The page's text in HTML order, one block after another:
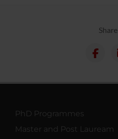
Share
PhD Programmes
Master and Post Lauream